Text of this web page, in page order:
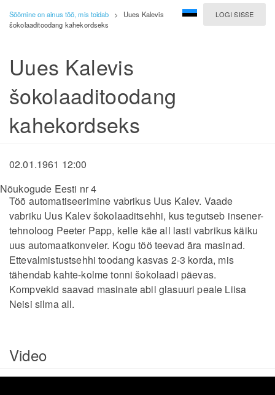
LOGI SISSE
Söömine on ainus töö, mis toidab >
Uues Kalevis
šokolaaditoodang kahekordseks
Uues Kalevis
šokolaaditoodang
kahekordseks
02.01.1961 12:00
Nõukogude Eesti nr 4
Töö automatiseerimine vabrikus Uus Kalev. Vaade
vabriku Uus Kalev šokolaaditsehhi, kus tegutseb insener-
tehnoloog Peeter Papp, kelle käe all lasti vabrikus käiku
uus automaatkonveier. Kogu töö teevad ära masinad.
Ettevalmistustsehhi toodang kasvas 2-3 korda, mis
tähendab kahte-kolme tonni šokolaadi päevas.
Kompvekid saavad masinate abil glasuuri peale Liisa
Neisi silma all.
Video